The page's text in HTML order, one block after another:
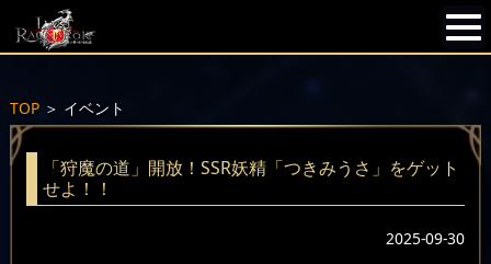
TOP＞ イベント
「狩魔の道」開放！SSR妖精「つきみうさ」をゲット
せよ！！
2025-09-30